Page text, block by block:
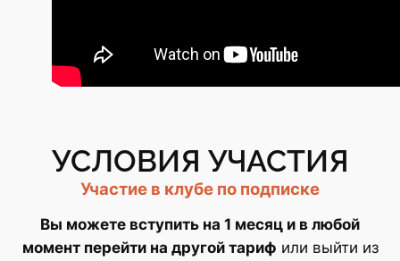
УСЛОВИЯ УЧАСТИЯ
Участие в клубе по подписке
Вы можете вступить на 1 месяц и в любой
момент перейти на другой тариф или выйти из